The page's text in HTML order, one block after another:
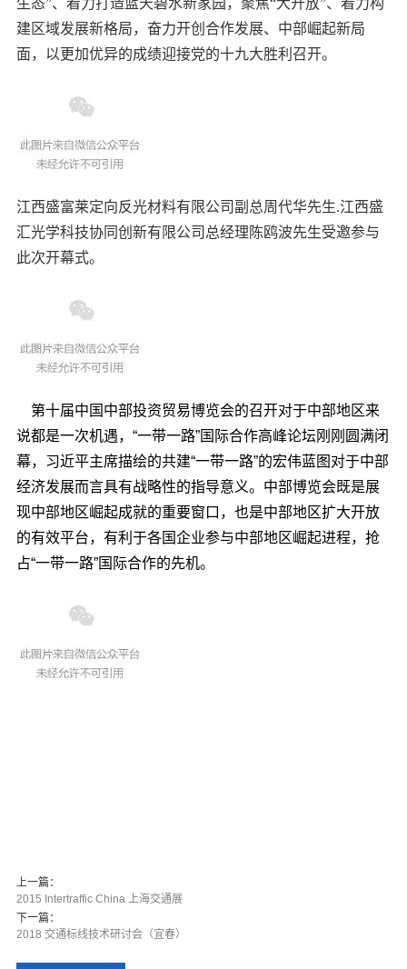
生态”、着力打造蓝天碧水新家园，聚焦“大开放”、着力构
建区域发展新格局，奋力开创合作发展、中部崛起新局
面，以更加优异的成绩迎接党的十九大胜利召开。
江西盛富莱定向反光材料有限公司副总周代华先生.江西盛
汇光学科技协同创新有限公司总经理陈鸥波先生受邀参与
此次开幕式。
第十届中国中部投资贸易博览会的召开对于中部地区来
说都是一次机遇，“一带一路”国际合作高峰论坛刚刚圆满闭
幕，习近平主席描绘的共建“一带一路”的宏伟蓝图对于中部
经济发展而言具有战略性的指导意义。中部博览会既是展
现中部地区崛起成就的重要窗口，也是中部地区扩大开放
的有效平台，有利于各国企业参与中部地区崛起进程，抢
占“一带一路”国际合作的先机。
上一篇：
2015 Intertraffic China 上海交通展
下一篇：
2018 交通标线技术研讨会（宜春）